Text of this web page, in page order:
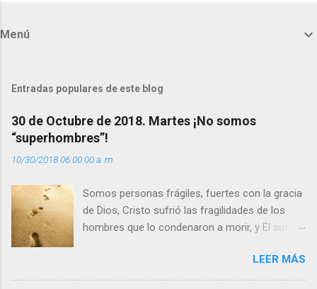
t
r
i
o
s
Menú
Entradas populares de este blog
30 de Octubre de 2018. Martes ¡No somos
“superhombres”!
10/30/2018 06:00:00 a. m.
Somos personas frágiles, fuertes con la gracia
de Dios, Cristo sufrió las fragilidades de los
hombres que lo condenaron a morir, y Él sufrió
enseña Jesucristo? Que, si seguimos sus
huellas, sin ser superhombres, podemos
LEER MÁS